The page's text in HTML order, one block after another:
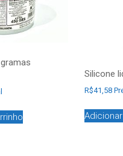
Silicone
R$41,58